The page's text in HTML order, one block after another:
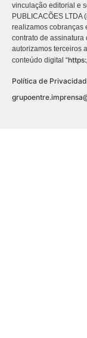
vinculação editorial e
PUBLICACÕES
realizamos cobranças
contrato de assinatura
autorizamos terceiros
conteúdo digital “
Política de